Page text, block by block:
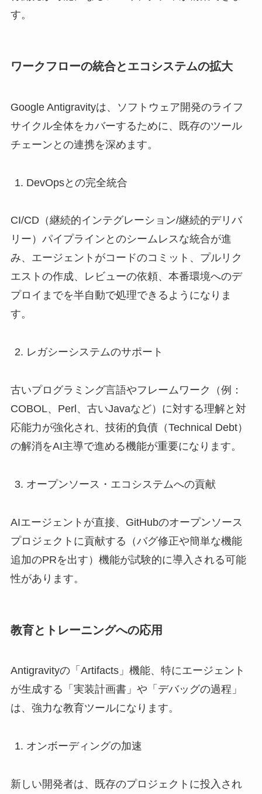
す。
ワークフローの統合とエコシステムの拡大
Google Antigravityは、ソフトウェア開発のライフ
サイクル全体をカバーするために、既存のツール
チェーンとの連携を深めます。
DevOpsとの完全統合
CI/CD（継続的インテグレーション/継続的デリバ
リー）パイプラインとのシームレスな統合が進
み、エージェントがコードのコミット、プルリク
エストの作成、レビューの依頼、本番環境へのデ
プロイまでを半自動で処理できるようになりま
す。
レガシーシステムのサポート
古いプログラミング言語やフレームワーク（例：
COBOL、Perl、古いJavaなど）に対する理解と対
応能力が強化され、技術的負債（Technical Debt）
の解消をAI主導で進める機能が重要になります。
オープンソース・エコシステムへの貢献
AIエージェントが直接、GitHubのオープンソース
プロジェクトに貢献する（バグ修正や簡単な機能
追加のPRを出す）機能が試験的に導入される可能
性があります。
教育とトレーニングへの応用
Antigravityの「Artifacts」機能、特にエージェント
が生成する「実装計画書」や「デバッグの過程」
は、強力な教育ツールになります。
オンボーディングの加速
新しい開発者は、既存のプロジェクトに投入され